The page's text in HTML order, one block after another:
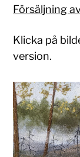
Försäljning
Klicka på
version.